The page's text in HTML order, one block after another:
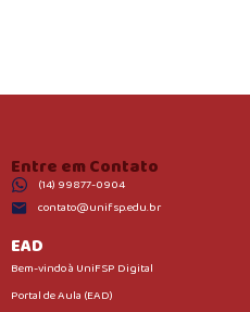
Entre em Contato
(14) 99877-0904
contato@unifsp.edu.br
EAD
Bem-vindo à UniFSP Digital
Portal de Aula (EAD)